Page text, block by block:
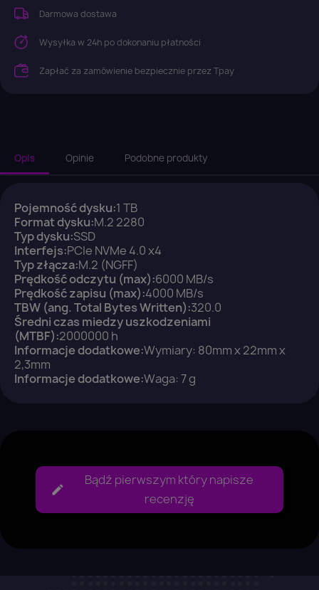
Darmowa dostawa
Wysyłka w 24h po dokonaniu płatności
Zapłać za zamówienie bezpiecznie przez Tpay
Opis Opinie Podobne produkty
Pojemność dysku:1 TB
Format dysku:M.2 2280
Typ dysku:SSD
Interfejs:PCIe NVMe 4.0 x4
Typ złącza:M.2 (NGFF)
Prędkość odczytu (max):6000 MB/s
Prędkość zapisu (max):4000 MB/s
TBW (ang. Total Bytes Written):320.0
Średni czas miedzy uszkodzeniami
(MTBF):2000000 h
Informacje dodatkowe:Wymiary: 80mm x 22mm x
2,3mm
Informacje dodatkowe:Waga: 7 g
Bądź pierwszym który napisze
recenzję
Zaloguj się
You need to be logged in to save products in your
wish list.